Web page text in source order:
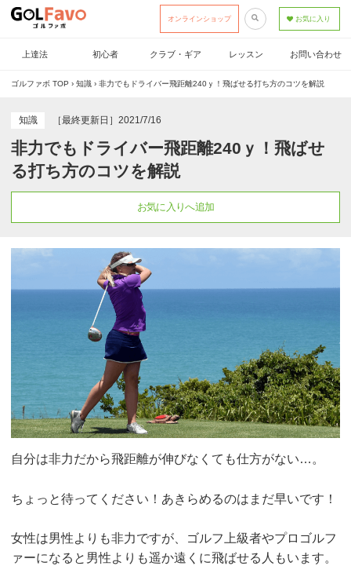
オンラインショップ お気に入り
上達法 初心者 クラブ・ギア レッスン お問い合わせ
ゴルファボ TOP › 知識 › 非力でもドライバー飛距離240ｙ！飛ばせる打ち方のコツを解説
知識 ［最終更新日］2021/7/16
非力でもドライバー飛距離240ｙ！飛ばせ
る打ち方のコツを解説
お気に入りへ追加
自分は非力だから飛距離が伸びなくても仕方がない…。
ちょっと待ってください！あきらめるのはまだ早いです！
女性は男性よりも非力ですが、ゴルフ上級者やプロゴルフ
ァーになると男性よりも遥か遠くに飛ばせる人もいます。